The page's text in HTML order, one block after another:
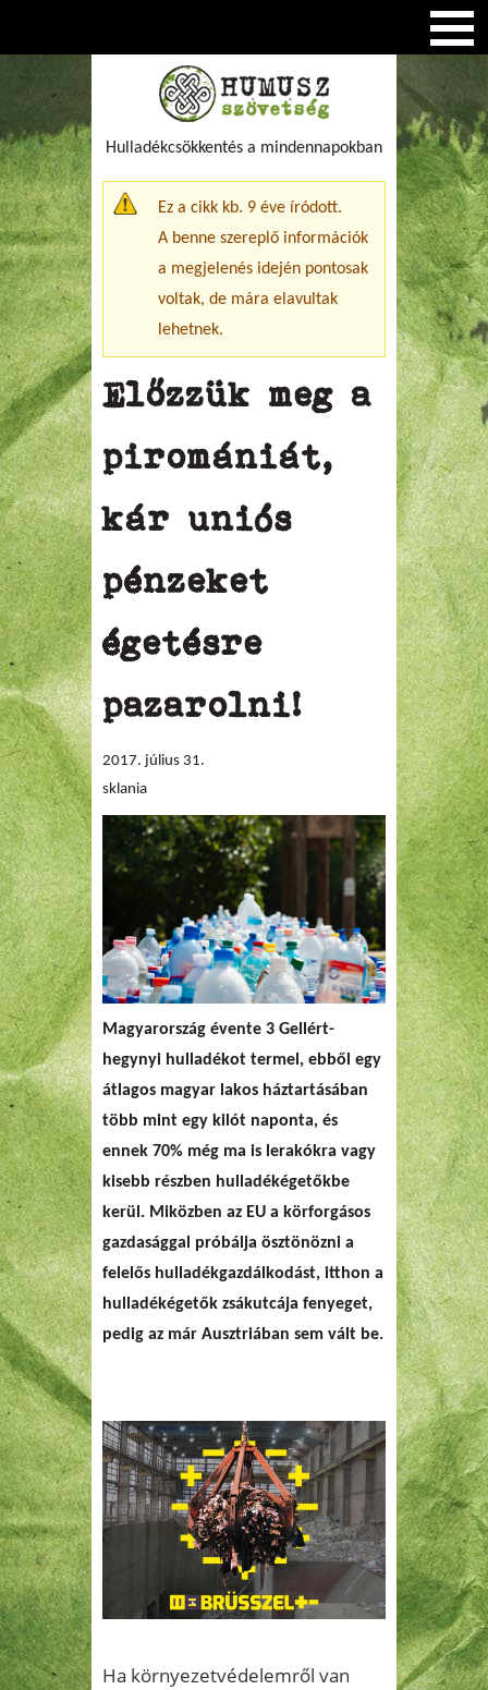
Hulladékcsökkentés a mindennapokban
Figyelmeztető üzenet
Ez a cikk kb. 9 éve íródott.
A benne szereplő információk
a megjelenés idején pontosak
voltak, de mára elavultak
lehetnek.
Előzzük meg a
piromániát,
kár uniós
pénzeket
égetésre
pazarolni!
2017. július 31.
sklania
Magyarország évente 3 Gellért-
hegynyi hulladékot termel, ebből egy
átlagos magyar lakos háztartásában
több mint egy kilót naponta, és
ennek 70% még ma is lerakókra vagy
kisebb részben hulladékégetőkbe
kerül. Miközben az EU a körforgásos
gazdasággal próbálja ösztönözni a
felelős hulladékgazdálkodást, itthon a
hulladékégetők zsákutcája fenyeget,
pedig az már Ausztriában sem vált be.
Ha környezetvédelemről van